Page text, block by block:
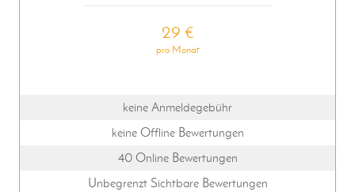
29 €
pro Monat
keine Anmeldegebühr
keine Offline Bewertungen
40 Online Bewertungen
Unbegrenzt Sichtbare Bewertungen